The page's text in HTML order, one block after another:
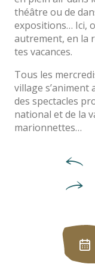
théâtre ou de
expositions… Ici,
autrement, en la
tes vacances.
Tous les
village s’animent
des spectacles
national et de la
marionnettes…